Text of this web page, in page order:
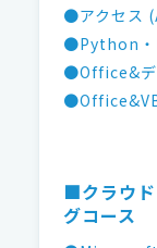
●アクセス
●Python・
●Office&デ
■クラウド
グコース